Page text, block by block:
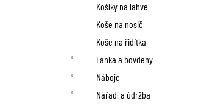
Košíky na lahve
Koše na nosič
Koše na řidítka
Lanka a bovdeny
Náboje
Nářadí a údržba